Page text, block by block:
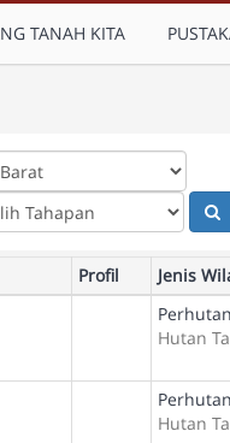
TANAH KITA
Profil Jenis
Hutan
Hutan